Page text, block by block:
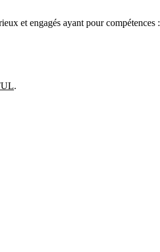
et engagés ayant pour compétences :
.